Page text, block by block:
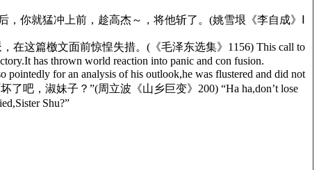
你就猛冲上前，趁高杰～，将他斩了。(姚雪垠《李自成》Ⅰ
这篇檄文面前惊惶失措。(《毛泽东选集》1156) This call to
has thrown world reaction into panic and con fusion.
for an analysis of his outlook,he was flustered and did not
吧，淑妹子？”(周立波《山乡巨变》200) “Ha ha,don’t lose
Shu?”